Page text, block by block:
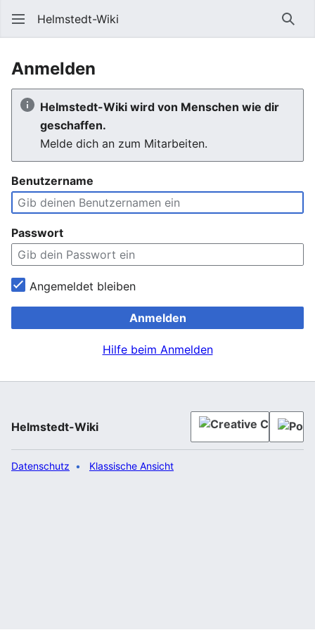
Helmstedt-Wiki
Anmelden
Helmstedt-Wiki wird von Menschen wie dir
geschaffen.
Melde dich an zum Mitarbeiten.
Benutzername
Passwort
Angemeldet bleiben
Anmelden
Hilfe beim Anmelden
Helmstedt-Wiki
Datenschutz Klassische Ansicht